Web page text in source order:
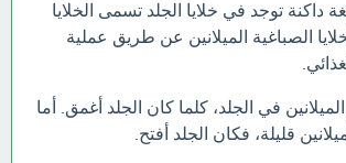
داكنة توجد في خلايا الجلد تسمى الخلايا
الصباغية الميلانين عن طريق عملية
في الجلد، كلما كان الجلد أغمق. أما
قليلة، فكان الجلد أفتح.